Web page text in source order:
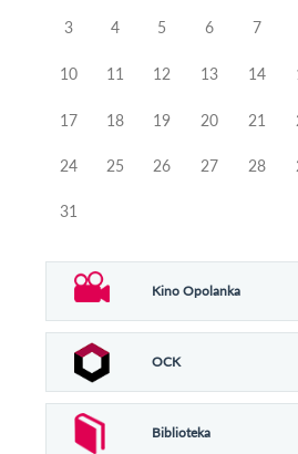
3 4 5 6 7
10 11 12 13 14
17 18 19 20 21
24 25 26 27 28
31
Kino Opolanka
OCK
Biblioteka